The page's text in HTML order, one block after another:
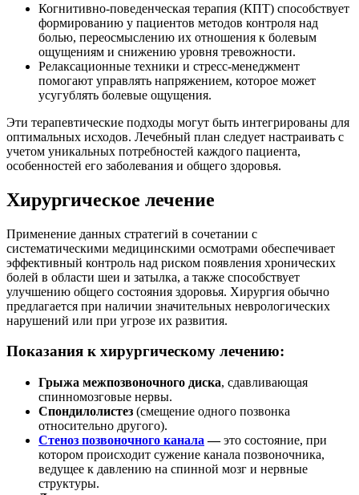
Когнитивно-поведенческая терапия (КПТ) способствует
формированию у пациентов методов контроля над
болью, переосмыслению их отношения к болевым
ощущениям и снижению уровня тревожности.
Релаксационные техники и стресс-менеджмент
помогают управлять напряжением, которое может
усугублять болевые ощущения.
Эти терапевтические подходы могут быть интегрированы для
оптимальных исходов. Лечебный план следует настраивать с
учетом уникальных потребностей каждого пациента,
особенностей его заболевания и общего здоровья.
Хирургическое лечение
Применение данных стратегий в сочетании с
систематическими медицинскими осмотрами обеспечивает
эффективный контроль над риском появления хронических
болей в области шеи и затылка, а также способствует
улучшению общего состояния здоровья. Хирургия обычно
предлагается при наличии значительных неврологических
нарушений или при угрозе их развития.
Показания к хирургическому лечению:
Грыжа межпозвоночного диска, сдавливающая
спинномозговые нервы.
Спондилолистез (смещение одного позвонка
относительно другого).
Стеноз позвоночного канала —это состояние, при
котором происходит сужение канала позвоночника,
ведущее к давлению на спинной мозг и нервные
структуры.